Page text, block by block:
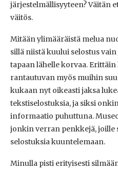
järjestelmällisyyteen? Väitän
väitös.
Mitään ylimääräistä melua
sillä niistä kuului selostus
tapaan lähelle korvaa.
rantautuvan myös muihin
kukaan nyt oikeasti jaksa
tekstiselostuksia, ja siksi
informaatio puhuttuna.
jonkin verran penkkejä, joille
selostuksia kuuntelemaan.
Minulla pisti erityisesti